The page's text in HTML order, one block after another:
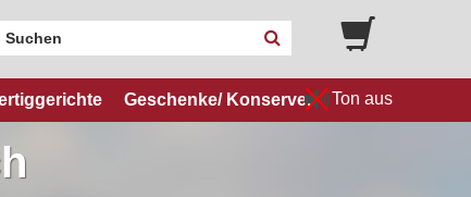
Geschenke/ Konserven Ton aus